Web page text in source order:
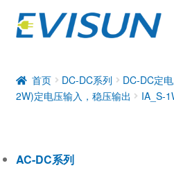
DC-DC系列
工业通信模块
首页 DC-DC系列 DC-DC定
2W)定电压输入，稳压输出
IA_S-
AC-DC系列